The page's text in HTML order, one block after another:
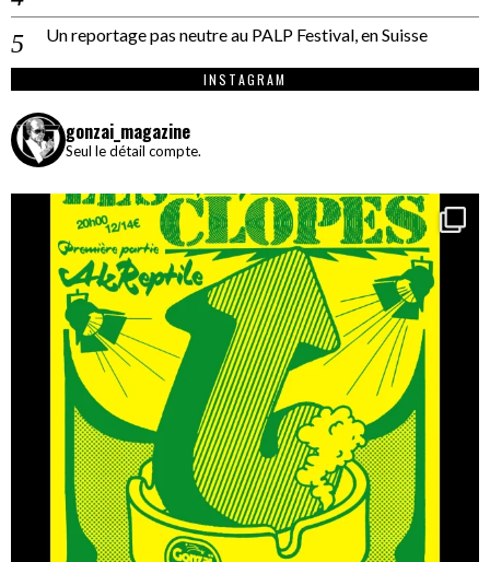
Un reportage pas neutre au PALP Festival, en Suisse
INSTAGRAM
gonzai_magazine
Seul le détail compte.